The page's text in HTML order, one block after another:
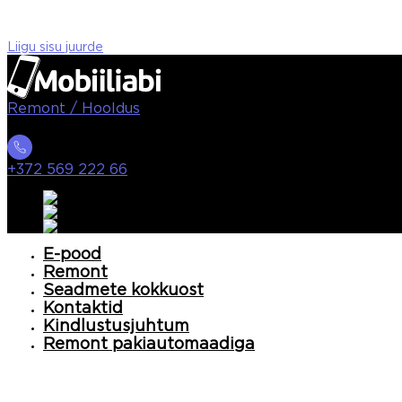
Liigu sisu juurde
Remont / Hooldus
+372 569 222 66
E-pood
Remont
Seadmete kokkuost
Kontaktid
Kindlustusjuhtum
Remont pakiautomaadiga